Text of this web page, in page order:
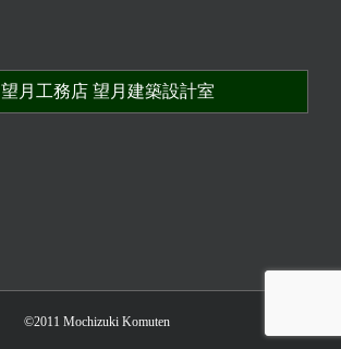
望月工務店 望月建築設計室
©2011 Mochizuki Komuten